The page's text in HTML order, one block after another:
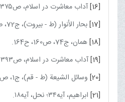
[16]آداب معاشرت در اسلام، ص۳۷۵.
[17]بحار الأنوار (ط - بیروت)، ج‏72، ص215، ح13.
[18]همان، ج‏74، ص160، ح164
.
[19]آداب معاشرت در اسلام، ص۳۹۳.
[20] وسائل الشیعة (ط - قم)، ج‏1، ص96، ح231-5.
[21] ابراهیم، آیه۳۴؛ نحل، آیه۱۸.